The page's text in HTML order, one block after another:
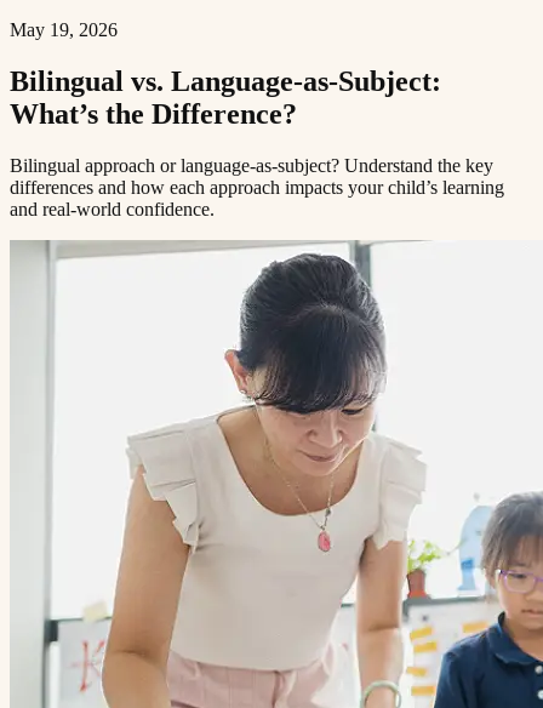
May 19, 2026
Bilingual vs. Language-as-Subject:
What’s the Difference?​​​​‌ ‍ ​‍​‍‌‍ ‌ ​‍‌‍‍‌‌‍‌ ‌‍‍‌‌‍ ‍​‍​‍​ ‍‍​‍​‍‌ ​ ‌‍​‌‌‍ ‍‌‍‍‌‌ ‌​‌ ‍‌​‍ ‍‌‍‍‌‌‍ ​‍​‍​‍ ​​‍​‍‌‍‍​‌ ​‍‌‍‌‌‌‍‌‍​‍​‍​ ‍‍​‍​‍​‍ ‌ ​ ‌ ‌​‌ ‌‌‌‍‌​‌‍‍‌‌‍ ​‍ ‌‍‍‌‌‍ ‍‌ ‌​‌‍‌‌‌‍ ‍‌ ‌​​‍ ‌‍‌‌‌‍‌​‌‍‍‌‌ ‌​​‍ ‌‍ ‌‌‍ ‌‍‌​‌‍‌‌​ ‌‌ ​​‌ ​‍‌‍‌‌‌ ​ ‌‍‌‌‌‍ ‍‌ ‌​‌‍​‌‌ ‌​‌‍‍‌‌‍ ‌‍ ‍​ ‍ ‌‍‍‌‌‍‌​​ ‌​ ‍​‌‍​‍​ ‌‍‌‍‌​​ ‌​​ ‍‌‌‍‌‌​ ‍‌​‍ ‌​ ​ ​ ‌​‌‍‌​‌‍‌​​‍ ‌​ ‌​​ ​‍​ ​ ​ ‌‍​‍ ‌​ ‍‌​ ​‍‌‍‌​​ ​‌​‍ ‌‌‍‌‌​ ​​‌‍‌‍​ ​‌‌‍‌‌​ ‍‌​ ‌‌​ ‌​‌‍​‍‌‍‌‍‌‍‌​​ ​‌​ ‍ ‌ ‌​‌ ‍‌‌ ​​‌‍‌‌​ ‌‌‍ ‍‌‍‌‌‌ ‌ ‌ ​ ​ ‍ ‌ ​​‌‍​‌‌ ‌​‌‍‍​​ ‌‌ ‌​‌‍‍‌‌ ‌​‌‍ ​‌‍‌‌​ ‌‍​‍‌‍​‌‌ ​ ‌‍‌‌‌‌‌‌‌ ​‍‌‍ ​​ ‌​‍‌‌​ ​‍‌​‌‍‌ ​ ‌ ‌​‌ ‌‌‌‍‌​‌‍‍‌‌‍ ​‍‌‍‌‍‍‌‌‍‌​​ ‌​ ‍​‌‍​‍​ ‌‍‌‍‌​​ ‌​​ ‍‌‌‍‌‌​ ‍‌​‍ ‌​ ​ ​ ‌​‌‍‌​‌‍‌​​‍ ‌​ ‌​​ ​‍​ ​ ​ ‌‍​‍ ‌​ ‍‌​ ​‍‌‍‌​​ ​‌​‍ ‌‌‍‌‌​ ​​‌‍‌‍​ ​‌‌‍‌‌​ ‍‌​ ‌‌​ ‌​‌‍​‍‌‍‌‍‌‍‌​​ ​‌​‍‌‍‌ ‌​‌ ‍‌‌ ​​‌‍‌‌​ ‌‌‍ ‍‌‍‌‌‌ ‌ ‌ ​ ​‍‌‍‌ ​​‌‍​‌‌ ‌​‌‍‍​​ ‌‌ ‌​‌‍‍‌‌ ‌​‌‍ ​‌‍‌‌​‍‌‍‌ ​​‌‍‌‌‌ ​‍‌ ​ ‌ ​​‌‍‌‌‌‍​ ‌ ‌​‌‍‍‌‌ ‌‍‌‍‌‌​ ‌‌ ​​‌ ‌‌‌‍​‍‌‍ ​‌‍‍‌‌ ​ ‌‍‍​‌‍‌‌‌‍‌​​‍​‍‌ ‌
Bilingual approach or language-as-subject? Understand the key
differences and how each approach impacts your child’s learning
and real-world confidence.​​​​‌ ‍ ​‍​‍‌‍ ‌ ​‍‌‍‍‌‌‍‌ ‌‍‍‌‌‍ ‍​‍​‍​ ‍‍​‍​‍‌ ​ ‌‍​‌‌‍ ‍‌‍‍‌‌ ‌​‌ ‍‌​‍ ‍‌‍‍‌‌‍ ​‍​‍​‍ ​​‍​‍‌‍‍​‌ ​‍‌‍‌‌‌‍‌‍​‍​‍​ ‍‍​‍​‍​‍ ‌ ​ ‌ ‌​‌ ‌‌‌‍‌​‌‍‍‌‌‍ ​‍ ‌‍‍‌‌‍ ‍‌ ‌​‌‍‌‌‌‍ ‍‌ ‌​​‍ ‌‍‌‌‌‍‌​‌‍‍‌‌ ‌​​‍ ‌‍ ‌‌‍ ‌‍‌​‌‍‌‌​ ‌‌ ​​‌ ​‍‌‍‌‌‌ ​ ‌‍‌‌‌‍ ‍‌ ‌​‌‍​‌‌ ‌​‌‍‍‌‌‍ ‌‍ ‍​ ‍ ‌‍‍‌‌‍‌​​ ‌​ ‍​‌‍​‍​ ‌‍‌‍‌​​ ‌​​ ‍‌‌‍‌‌​ ‍‌​‍ ‌​ ​ ​ ‌​‌‍‌​‌‍‌​​‍ ‌​ ‌​​ ​‍​ ​ ​ ‌‍​‍ ‌​ ‍‌​ ​‍‌‍‌​​ ​‌​‍ ‌‌‍‌‌​ ​​‌‍‌‍​ ​‌‌‍‌‌​ ‍‌​ ‌‌​ ‌​‌‍​‍‌‍‌‍‌‍‌​​ ​‌​ ‍ ‌ ‌​‌ ‍‌‌ ​​‌‍‌‌​ ‌‌‍ ‍‌‍‌‌‌ ‌ ‌ ​ ​ ‍ ‌ ​​‌‍​‌‌ ‌​‌‍‍​​ ‌‌‍‌​‌‍‌‌‌ ​ ‌‍​ ‌ ​‍‌‍‍‌‌ ​​‌ ‌​‌‍‍‌‌‍ ‌‍ ‍​ ‌‍​‍‌‍​‌‌ ​ ‌‍‌‌‌‌‌‌‌ ​‍‌‍ ​​ ‌​‍‌‌​ ​‍‌​‌‍‌ ​ ‌ ‌​‌ ‌‌‌‍‌​‌‍‍‌‌‍ ​‍‌‍‌‍‍‌‌‍‌​​ ‌​ ‍​‌‍​‍​ ‌‍‌‍‌​​ ‌​​ ‍‌‌‍‌‌​ ‍‌​‍ ‌​ ​ ​ ‌​‌‍‌​‌‍‌​​‍ ‌​ ‌​​ ​‍​ ​ ​ ‌‍​‍ ‌​ ‍‌​ ​‍‌‍‌​​ ​‌​‍ ‌‌‍‌‌​ ​​‌‍‌‍​ ​‌‌‍‌‌​ ‍‌​ ‌‌​ ‌​‌‍​‍‌‍‌‍‌‍‌​​ ​‌​‍‌‍‌ ‌​‌ ‍‌‌ ​​‌‍‌‌​ ‌‌‍ ‍‌‍‌‌‌ ‌ ‌ ​ ​‍‌‍‌ ​​‌‍​‌‌ ‌​‌‍‍​​ ‌‌‍‌​‌‍‌‌‌ ​ ‌‍​ ‌ ​‍‌‍‍‌‌ ​​‌ ‌​‌‍‍‌‌‍ ‌‍ ‍​‍‌‍‌ ​​‌‍‌‌‌ ​‍‌ ​ ‌ ​​‌‍‌‌‌‍​ ‌ ‌​‌‍‍‌‌ ‌‍‌‍‌‌​ ‌‌ ​​‌ ‌‌‌‍​‍‌‍ ​‌‍‍‌‌ ​ ‌‍‍​‌‍‌‌‌‍‌​​‍​‍‌ ‌